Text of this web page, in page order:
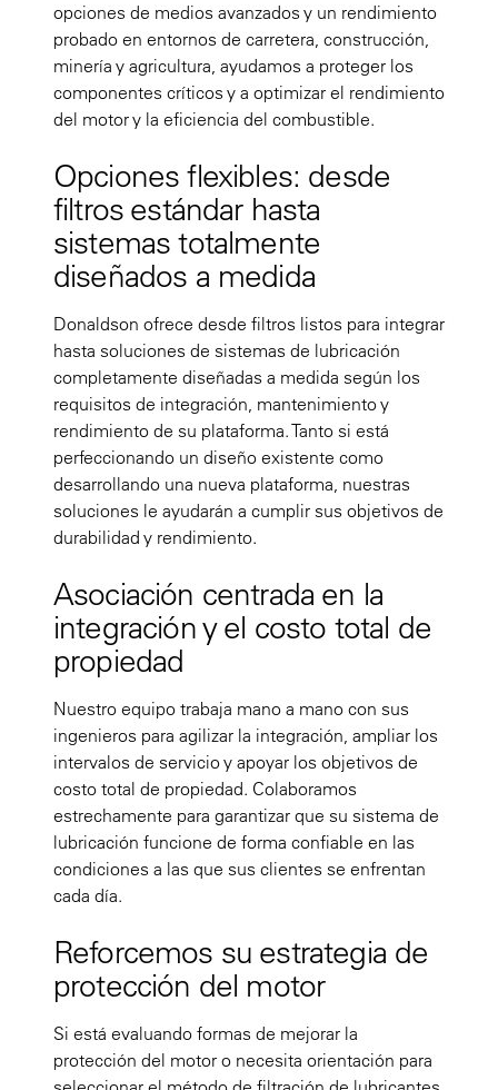
opciones de medios avanzados y un rendimiento
probado en entornos de carretera, construcción,
minería y agricultura, ayudamos a proteger los
componentes críticos y a optimizar el rendimiento
del motor y la eficiencia del combustible.
Opciones flexibles: desde
filtros estándar hasta
sistemas totalmente
diseñados a medida
Donaldson ofrece desde filtros listos para integrar
hasta soluciones de sistemas de lubricación
completamente diseñadas a medida según los
requisitos de integración, mantenimiento y
rendimiento de su plataforma. Tanto si está
perfeccionando un diseño existente como
desarrollando una nueva plataforma, nuestras
soluciones le ayudarán a cumplir sus objetivos de
durabilidad y rendimiento.
Asociación centrada en la
integración y el costo total de
propiedad
Nuestro equipo trabaja mano a mano con sus
ingenieros para agilizar la integración, ampliar los
intervalos de servicio y apoyar los objetivos de
costo total de propiedad. Colaboramos
estrechamente para garantizar que su sistema de
lubricación funcione de forma confiable en las
condiciones a las que sus clientes se enfrentan
cada día.
Reforcemos su estrategia de
protección del motor
Si está evaluando formas de mejorar la
protección del motor o necesita orientación para